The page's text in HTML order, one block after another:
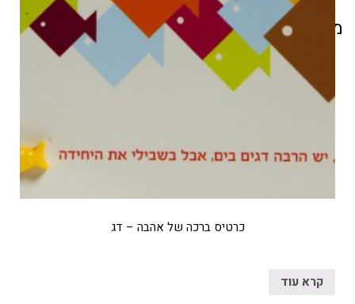
מוצרים קשורים
כרטיס ברכה של אהבה – דג
קרא עוד